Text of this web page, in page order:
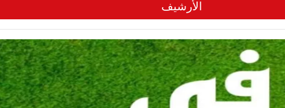
الأرشيف